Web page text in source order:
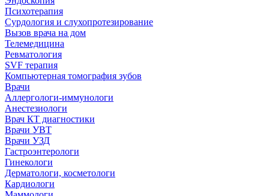
Психотерапия
Сурдология и слухопротезирование
Вызов врача на дом
Телемедицина
Ревматология
SVF терапия
Компьютерная томография зубов
Врачи
Аллергологи-иммунологи
Анестезиологи
Врач КТ диагностики
Врачи УВТ
Врачи УЗД
Гастроэнтерологи
Гинекологи
Дерматологи, косметологи
Кардиологи